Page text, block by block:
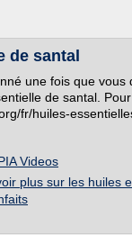
de santal
une fois que
de santal.
fr/huiles-
Videos
plus sur les huiles